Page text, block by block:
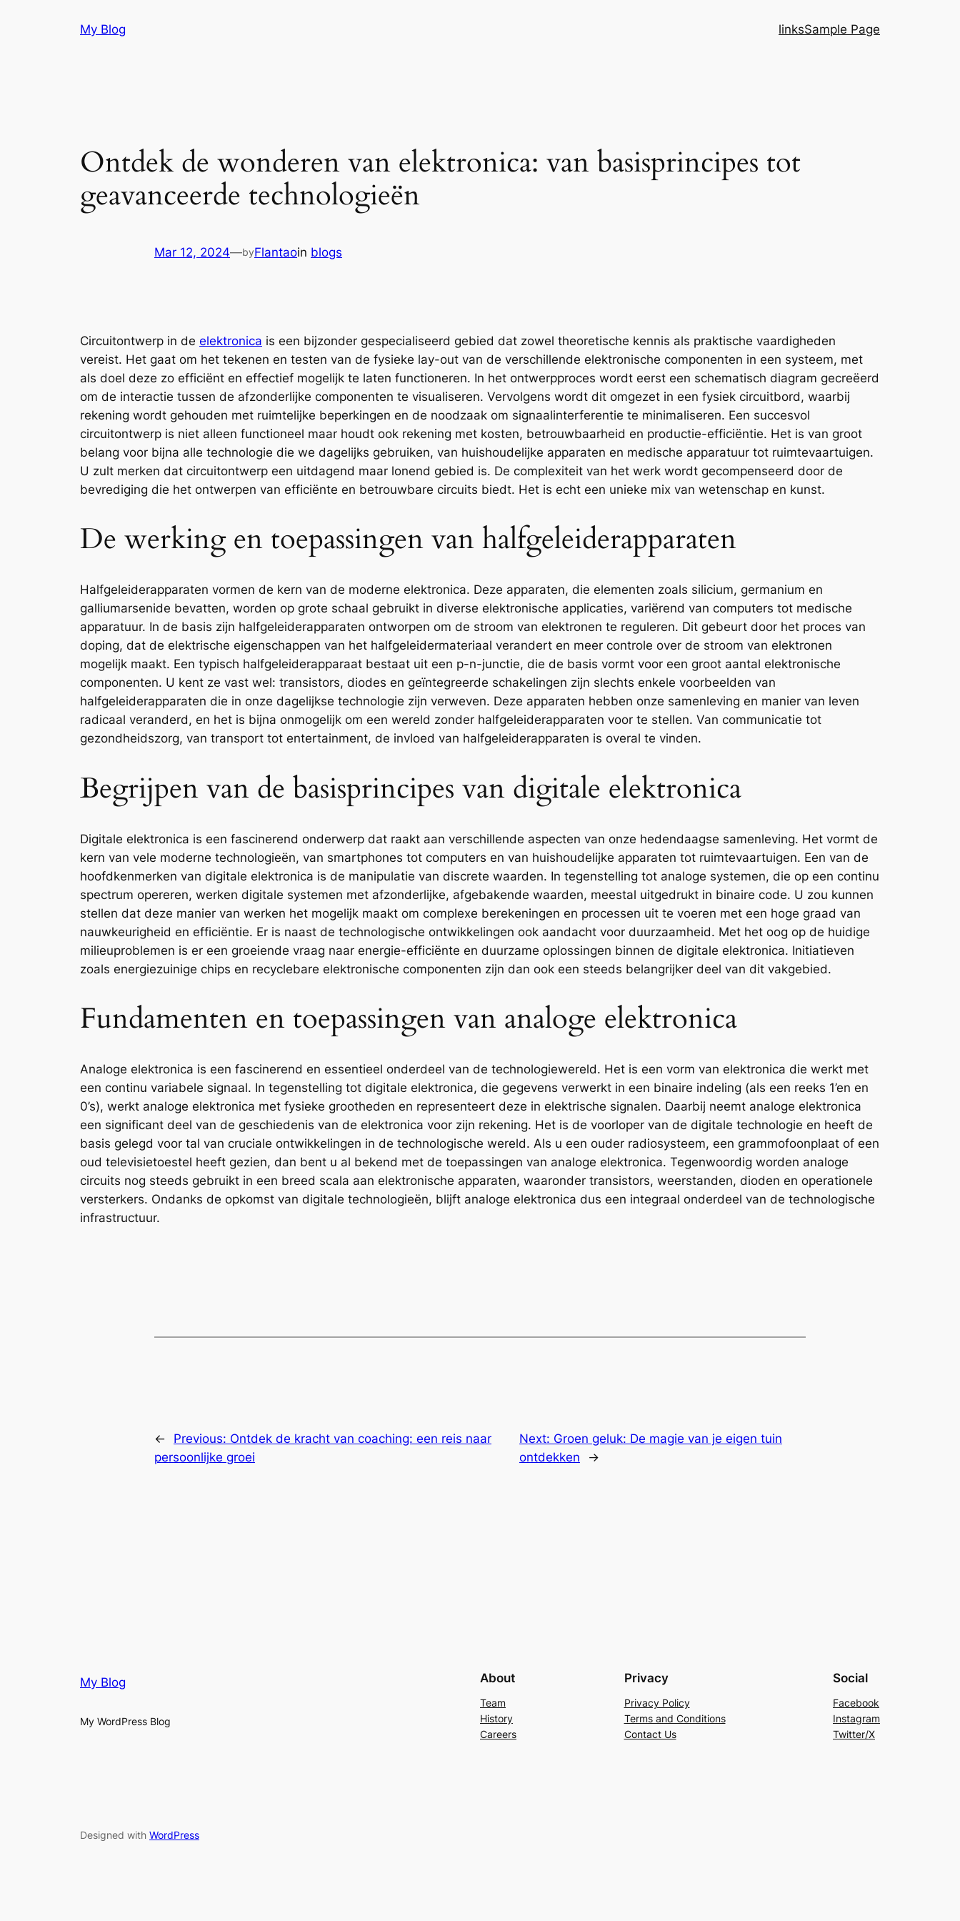
My Blog linksSample Page
Ontdek de wonderen van elektronica: van basisprincipes tot
geavanceerde technologieën
Mar 12, 2024—byFlantaoin blogs
Circuitontwerp in de elektronica is een bijzonder gespecialiseerd gebied dat zowel theoretische kennis als praktische vaardigheden
vereist. Het gaat om het tekenen en testen van de fysieke lay-out van de verschillende elektronische componenten in een systeem, met
als doel deze zo efficiënt en effectief mogelijk te laten functioneren. In het ontwerpproces wordt eerst een schematisch diagram gecreëerd
om de interactie tussen de afzonderlijke componenten te visualiseren. Vervolgens wordt dit omgezet in een fysiek circuitbord, waarbij
rekening wordt gehouden met ruimtelijke beperkingen en de noodzaak om signaalinterferentie te minimaliseren. Een succesvol
circuitontwerp is niet alleen functioneel maar houdt ook rekening met kosten, betrouwbaarheid en productie-efficiëntie. Het is van groot
belang voor bijna alle technologie die we dagelijks gebruiken, van huishoudelijke apparaten en medische apparatuur tot ruimtevaartuigen.
U zult merken dat circuitontwerp een uitdagend maar lonend gebied is. De complexiteit van het werk wordt gecompenseerd door de
bevrediging die het ontwerpen van efficiënte en betrouwbare circuits biedt. Het is echt een unieke mix van wetenschap en kunst.
De werking en toepassingen van halfgeleiderapparaten
Halfgeleiderapparaten vormen de kern van de moderne elektronica. Deze apparaten, die elementen zoals silicium, germanium en
galliumarsenide bevatten, worden op grote schaal gebruikt in diverse elektronische applicaties, variërend van computers tot medische
apparatuur. In de basis zijn halfgeleiderapparaten ontworpen om de stroom van elektronen te reguleren. Dit gebeurt door het proces van
doping, dat de elektrische eigenschappen van het halfgeleidermateriaal verandert en meer controle over de stroom van elektronen
mogelijk maakt. Een typisch halfgeleiderapparaat bestaat uit een p-n-junctie, die de basis vormt voor een groot aantal elektronische
componenten. U kent ze vast wel: transistors, diodes en geïntegreerde schakelingen zijn slechts enkele voorbeelden van
halfgeleiderapparaten die in onze dagelijkse technologie zijn verweven. Deze apparaten hebben onze samenleving en manier van leven
radicaal veranderd, en het is bijna onmogelijk om een wereld zonder halfgeleiderapparaten voor te stellen. Van communicatie tot
gezondheidszorg, van transport tot entertainment, de invloed van halfgeleiderapparaten is overal te vinden.
Begrijpen van de basisprincipes van digitale elektronica
Digitale elektronica is een fascinerend onderwerp dat raakt aan verschillende aspecten van onze hedendaagse samenleving. Het vormt de
kern van vele moderne technologieën, van smartphones tot computers en van huishoudelijke apparaten tot ruimtevaartuigen. Een van de
hoofdkenmerken van digitale elektronica is de manipulatie van discrete waarden. In tegenstelling tot analoge systemen, die op een continu
spectrum opereren, werken digitale systemen met afzonderlijke, afgebakende waarden, meestal uitgedrukt in binaire code. U zou kunnen
stellen dat deze manier van werken het mogelijk maakt om complexe berekeningen en processen uit te voeren met een hoge graad van
nauwkeurigheid en efficiëntie. Er is naast de technologische ontwikkelingen ook aandacht voor duurzaamheid. Met het oog op de huidige
milieuproblemen is er een groeiende vraag naar energie-efficiënte en duurzame oplossingen binnen de digitale elektronica. Initiatieven
zoals energiezuinige chips en recyclebare elektronische componenten zijn dan ook een steeds belangrijker deel van dit vakgebied.
Fundamenten en toepassingen van analoge elektronica
Analoge elektronica is een fascinerend en essentieel onderdeel van de technologiewereld. Het is een vorm van elektronica die werkt met
een continu variabele signaal. In tegenstelling tot digitale elektronica, die gegevens verwerkt in een binaire indeling (als een reeks 1’en en
0’s), werkt analoge elektronica met fysieke grootheden en representeert deze in elektrische signalen. Daarbij neemt analoge elektronica
een significant deel van de geschiedenis van de elektronica voor zijn rekening. Het is de voorloper van de digitale technologie en heeft de
basis gelegd voor tal van cruciale ontwikkelingen in de technologische wereld. Als u een ouder radiosysteem, een grammofoonplaat of een
oud televisietoestel heeft gezien, dan bent u al bekend met de toepassingen van analoge elektronica. Tegenwoordig worden analoge
circuits nog steeds gebruikt in een breed scala aan elektronische apparaten, waaronder transistors, weerstanden, dioden en operationele
versterkers. Ondanks de opkomst van digitale technologieën, blijft analoge elektronica dus een integraal onderdeel van de technologische
infrastructuur.
← Previous: Ontdek de kracht van coaching: een reis naar
persoonlijke groei
Next: Groen geluk: De magie van je eigen tuin
ontdekken
→
My Blog
My WordPress Blog
About
Team
History
Careers
Privacy
Privacy Policy
Terms and Conditions
Contact Us
Social
Facebook
Instagram
Twitter/X
Designed with WordPress